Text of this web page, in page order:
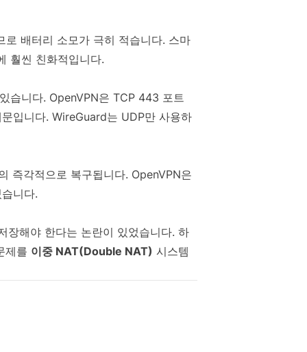
배터리 소모가 극히 적습니다. 스마
훨씬 친화적입니다.
습니다. OpenVPN은 TCP 443 포트
입니다. WireGuard는 UDP만 사용하
즉각적으로 복구됩니다. OpenVPN은
니다.
장해야 한다는 논란이 있었습니다. 하
제를 이중 NAT(Double NAT) 시스템